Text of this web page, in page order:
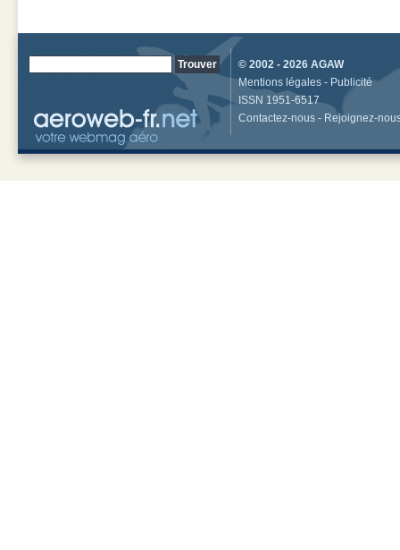
© 2002 - 2026 AGAW
Mentions légales - Publicité
ISSN 1951-6517
Contactez-nous - Rejoignez-